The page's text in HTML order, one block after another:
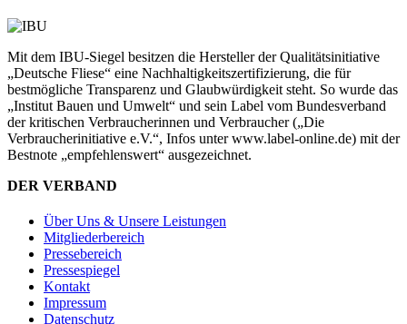
Mit dem IBU-Siegel besitzen die Hersteller der Qualitätsinitiative
„Deutsche Fliese“ eine Nachhaltigkeitszertifizierung, die für
bestmögliche Transparenz und Glaubwürdigkeit steht. So wurde das
„Institut Bauen und Umwelt“ und sein Label vom Bundesverband
der kritischen Verbraucherinnen und Verbraucher („Die
Verbraucherinitiative e.V.“, Infos unter www.label-online.de) mit der
Bestnote „empfehlenswert“ ausgezeichnet.
DER VERBAND
Über Uns & Unsere Leistungen
Mitgliederbereich
Pressebereich
Pressespiegel
Kontakt
Impressum
Datenschutz